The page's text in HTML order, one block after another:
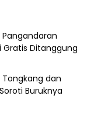
Gratis Ditanggung
Tongkang dan
Buruknya